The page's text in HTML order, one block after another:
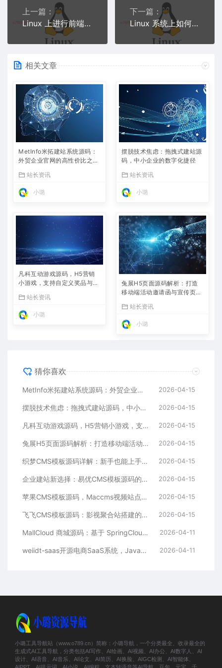
上一篇：
Linux 上进行前端开发的推荐配置是什么？
下一篇：
Linux 系统上如何使用 PyCharm 进行机器学习？
相关文章
MetInfo米拓建站系统源码：
外贸企业官网的高性价比之
站长资讯
小璐
摆脱技术焦虑：拖拽式建站源
码，中小企业的数字化捷径
站长资讯
小璐
凡科互动游戏源码，H5营销
小游戏，支持自定义奖品与分
站长资讯
小璐
兔展H5页面源码解析：打造
移动端活动邀请函与宣传页的
站长资讯
小璐
猜你喜欢
MetInfo米拓建站系统源码：外贸企业官网的高性价比之选，内置SEO省心落地 2026-04-15
摆脱技术焦虑：拖拽式建站源码，中小企业的数字化捷径 2026-04-15
凡科互动游戏源码，H5营销小游戏，支持自定义奖品与分享 2026-04-15
兔展H5页面源码解析：打造移动端活动邀请函与宣传页的利器 2026-04-15
织梦CMS模板源码详解：新手也能上手的DedeCMS二次开发与建站指南 2026-04-15
企业建站新选择：易优CMS模板源码的多语言与SEO优势 2026-04-15
苹果CMS模板源码，Maccms视频站点，影视资源站模板首选 2026-04-15
飞飞CMS模板源码：影视聚合站搭建的理想之选 2026-04-15
MallCloud 商城源码：基于 SpringCloud Alibaba 的高并发电商系统深度解析 2026-04-11
weiidt-saas开源电商SaaS系统，Java社区版，支持多租户与插件化扩展 2026-04-11
小璐工具导航站（www.o789.cn）简称：小璐导航，一个分类最全、收录最全的
生成式AI工具导航，分类包括AI写作、AI绘画、AI视频、AI办公、AI数字人、AI
设计、AI语音、AI音乐、AI论文、AI简历、AI换脸、AIGC检测、AI智能体、